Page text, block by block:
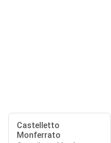
Castelletto
Monferrato